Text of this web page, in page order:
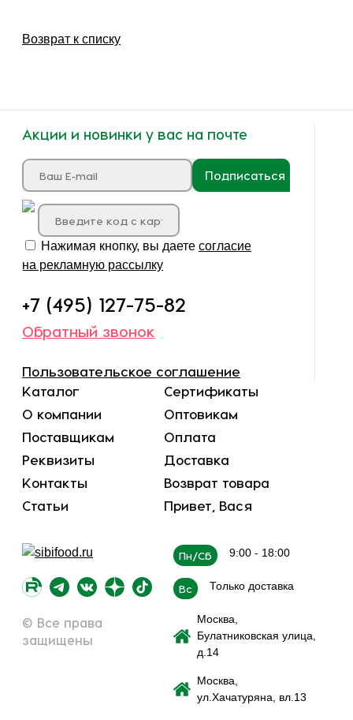
Возврат к списку
© Все права
защищены
Каталог
О компании
Поставщикам
Реквизиты
Контакты
Статьи
Сертификаты
Оптовикам
Оплата
Доставка
Возврат товара
Привет, Вася
Акции и новинки у вас на почте
Подписаться
Нажимая кнопку, вы даете согласие
на рекламную рассылку
+7 (495) 127-75-82
Обратный звонок
Пользовательское соглашение
Пн/Сб 9:00 - 18:00
Вс Только доставка
Москва,
Булатниковская улица,
д.14
Москва,
ул.Хачатуряна, вл.13